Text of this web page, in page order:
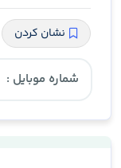
نشان کردن
شماره موبایل :